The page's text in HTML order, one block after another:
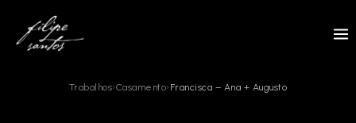
content
Trabalhos›Casamento› Francisca – Ana + Augusto